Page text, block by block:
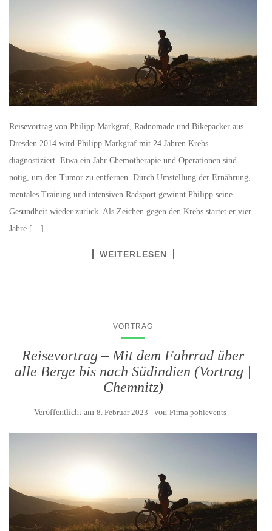
Reisevortrag von Philipp Markgraf, Radnomade und Bikepacker aus
Dresden 2014 wird Philipp Markgraf mit 24 Jahren Krebs
diagnostiziert. Etwa ein Jahr Chemotherapie und Operationen sind
nötig, um den Tumor zu entfernen. Durch Umstellung der Ernährung,
mentales Training und intensiven Radsport gewinnt Philipp seine
Gesundheit wieder zurück. Als Zeichen gegen den Krebs startet er vier
Jahre […]
WEITERLESEN
VORTRAG
Reisevortrag – Mit dem Fahrrad über
alle Berge bis nach Südindien (Vortrag |
Chemnitz)
Veröffentlicht am 8. Februar 2023 von Firma pohlevents